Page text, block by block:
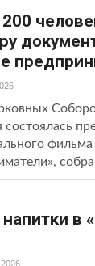
состоялась
в